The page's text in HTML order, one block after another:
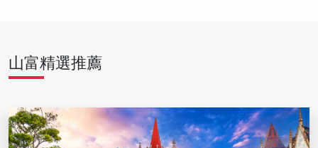
山富精選推薦